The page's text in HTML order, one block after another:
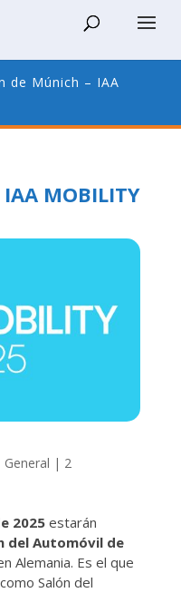
de Múnich – IAA
MOBILITY
General | 2
2025estarán
del Automóvil de
Alemania. Es el que
Salón del